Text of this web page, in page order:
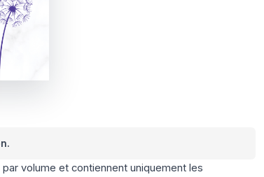
volume et contiennent uniquement les